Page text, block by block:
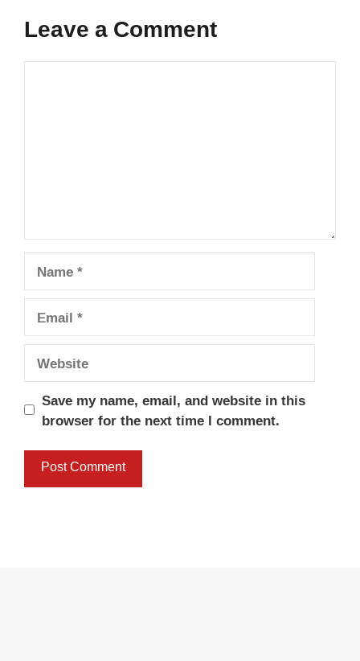
Leave a Comment
Comment
Name
Email
Website
Save my name, email, and website in this
browser for the next time I comment.